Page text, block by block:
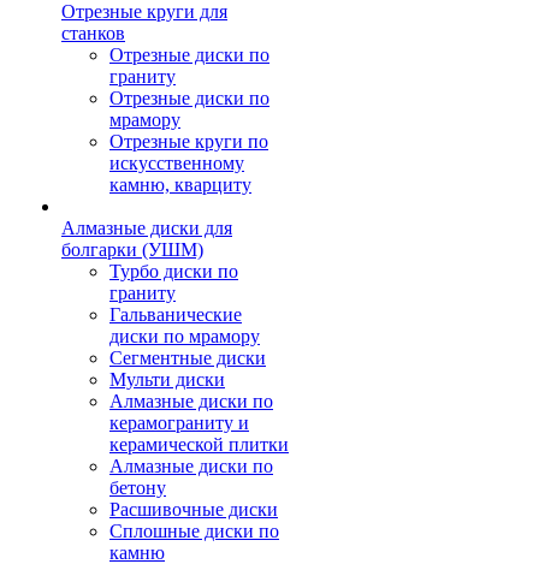
Отрезные круги для
станков
Отрезные диски по
граниту
Отрезные диски по
мрамору
Отрезные круги по
искусственному
камню, кварциту
Алмазные диски для
болгарки (УШМ)
Турбо диски по
граниту
Гальванические
диски по мрамору
Сегментные диски
Мульти диски
Алмазные диски по
керамограниту и
керамической плитки
Алмазные диски по
бетону
Расшивочные диски
Сплошные диски по
камню